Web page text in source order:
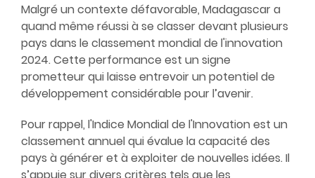
Malgré un contexte défavorable, Madagascar a
quand même réussi à se classer devant plusieurs
pays dans le classement mondial de l'innovation
2024. Cette performance est un signe
prometteur qui laisse entrevoir un potentiel de
développement considérable pour l’avenir.
Pour rappel, l'Indice Mondial de l'Innovation est un
classement annuel qui évalue la capacité des
pays à générer et à exploiter de nouvelles idées. Il